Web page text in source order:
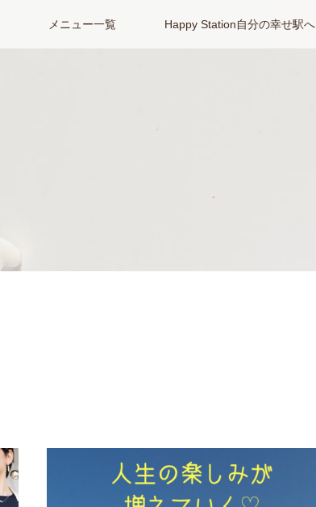
メニュー一覧 Happy Station自分の幸せ駅へ